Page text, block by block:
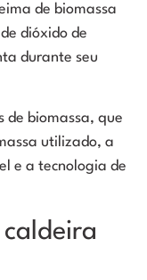
de biomassa
dióxido de
durante seu
de biomassa, que
utilizado, a
e a tecnologia de